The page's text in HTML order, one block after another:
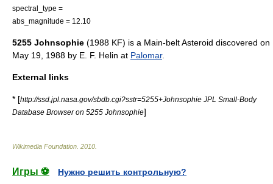
spectral_type =
abs_magnitude = 12.10
5255 Johnsophie (1988 KF) is a Main-belt Asteroid discovered on
May 19 1988 by E. F. Helin at Palomar.
External links
* [http://ssd.jpl.nasa.gov/sbdb.cgi?sstr=5255+Johnsophie JPL Small-Body
Database Browser on 5255 Johnsophie]
Wikimedia Foundation 2010
Игры ⚽
Нужно решить контрольную?